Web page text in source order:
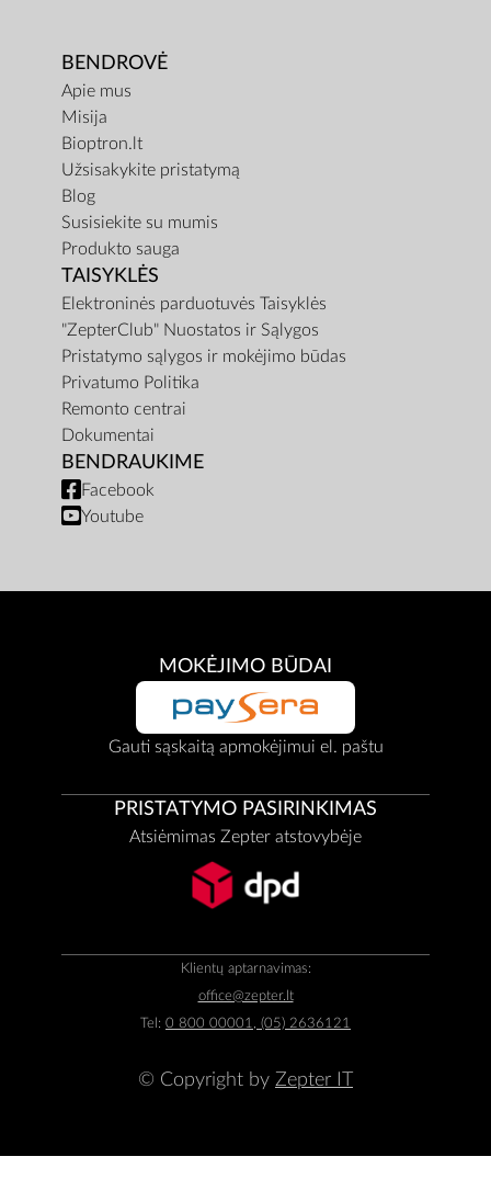
BENDROVĖ
Apie mus
Misija
Bioptron.lt
Užsisakykite pristatymą
Blog
Susisiekite su mumis
Produkto sauga
TAISYKLĖS
Elektroninės parduotuvės Taisyklės
"ZepterClub" Nuostatos ir Sąlygos
Pristatymo sąlygos ir mokėjimo būdas
Privatumo Politika
Remonto centrai
Dokumentai
BENDRAUKIME
Facebook
Youtube
MOKĖJIMO BŪDAI
Gauti sąskaitą apmokėjimui el. paštu
PRISTATYMO PASIRINKIMAS
Atsiėmimas Zepter atstovybėje
Klientų aptarnavimas:
office@zepter.lt
Tel: 0 800 00001, (05) 2636121
© Copyright by Zepter IT